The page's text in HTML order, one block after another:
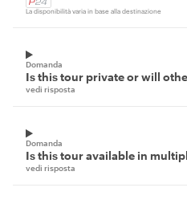
La disponibilità varia in base alla destinazione
Domanda
Is this tour private or will
vedi risposta
Domanda
Is this tour available in
vedi risposta